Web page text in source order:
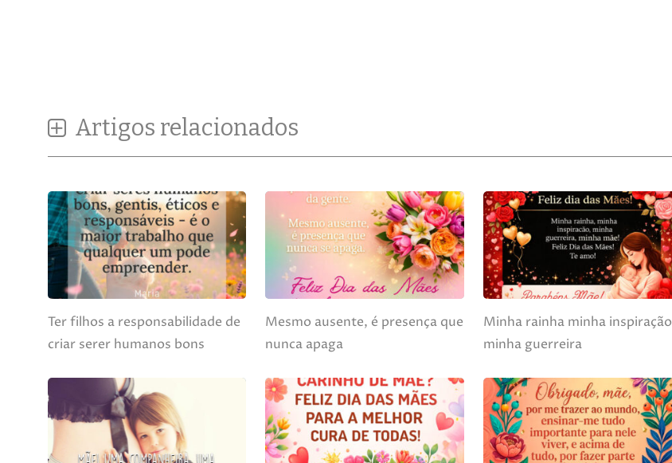
Artigos relacionados
Ter filhos a responsabilidade de
criar serer humanos bons
Mesmo ausente, é presença que
nunca apaga
Minha rainha minha inspiração
minha guerreira